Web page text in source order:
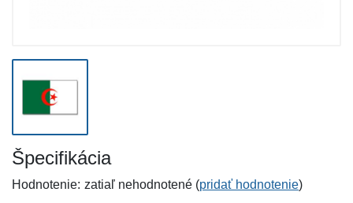
Špecifikácia
Hodnotenie: zatiaľ nehodnotené (pridať hodnotenie)